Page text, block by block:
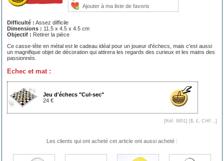
Ajouter à ma liste de favoris
Difficulté : Assez difficile
Dimensions : 11.5 x 4.5 x 4.5 cm
Objectif : Retirer la pièce
Ce casse-tête en métal est le cadeau idéal pour un joueur d'échecs, mais c'est aussi
un magnifique objet de décoration qui attirera les regards des curieux et les mains des
passionnés.
Echec et mat :
Jeu d'échecs "Cul-sec"
24 €
[Réf. 9951] [$, £, CHF... ]
Les clients qui ont acheté cet article ont aussi acheté :